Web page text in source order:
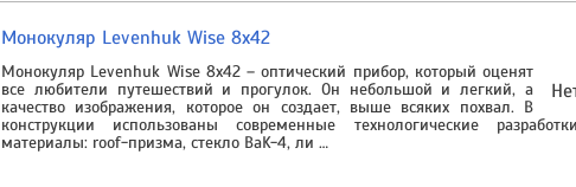
Монокуляр Levenhuk Wise 8x42
Монокуляр Levenhuk Wise 8x42 – оптический прибор, который оценят
все любители путешествий и прогулок. Он небольшой и легкий, а
качество изображения, которое он создает, выше всяких похвал. В
конструкции использованы современные технологические
материалы: roof-призма, стекло BaK-4, ли …